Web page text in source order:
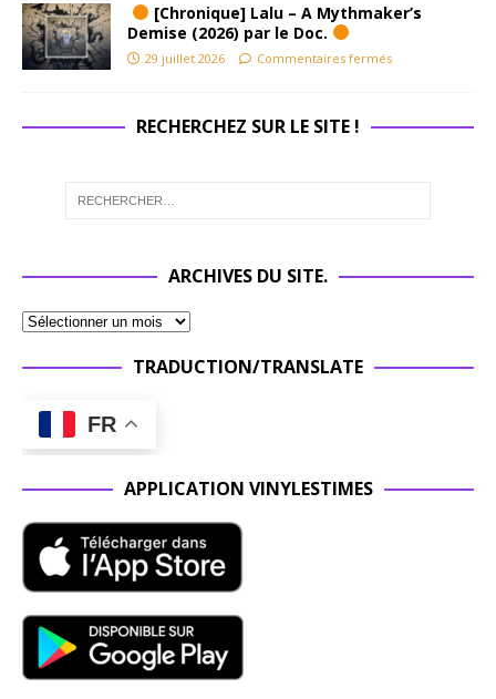
[Chronique] Lalu – A Mythmaker’s
Demise (2026) par le Doc.
29 juillet 2026 Commentaires fermés
RECHERCHEZ SUR LE SITE !
ARCHIVES DU SITE.
TRADUCTION/TRANSLATE
FR
APPLICATION VINYLESTIMES